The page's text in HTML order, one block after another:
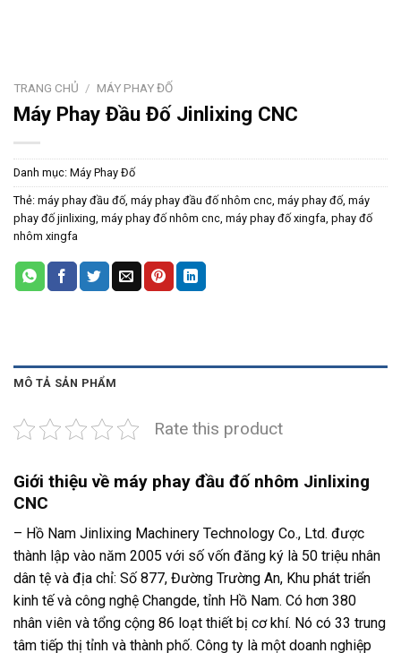
TRANG CHỦ / MÁY PHAY ĐỐ
Máy Phay Đầu Đố Jinlixing CNC
Danh mục: Máy Phay Đố
Thẻ: máy phay đầu đố máy phay đầu đố nhôm cnc máy phay đố máy
phay đố jinlixing máy phay đố nhôm cnc máy phay đố xingfa phay đố
nhôm xingfa
MÔ TẢ SẢN PHẨM
Rate this product
Giới thiệu về máy phay đầu đố nhôm Jinlixing
CNC
– Hồ Nam Jinlixing Machinery Technology Co., Ltd. được
thành lập vào năm 2005 với số vốn đăng ký là 50 triệu nhân
dân tệ và địa chỉ: Số 877, Đường Trường An, Khu phát triển
kinh tế và công nghệ Changde, tỉnh Hồ Nam. Có hơn 380
nhân viên và tổng cộng 86 loạt thiết bị cơ khí. Nó có 33 trung
tâm tiếp thị tỉnh và thành phố. Công ty là một doanh nghiệp